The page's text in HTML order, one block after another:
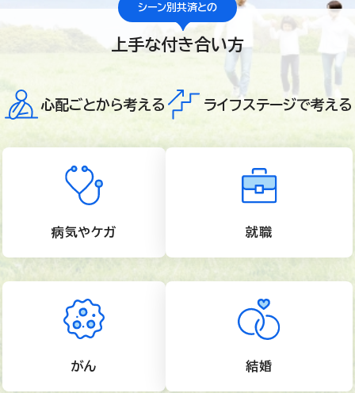
シーン別共済との
上手な付き合い方
心配ごとから考える
病気やケガ
がん
ライフステージで考える
就職
結婚